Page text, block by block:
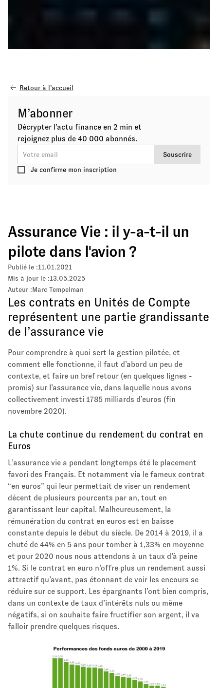
Retour à l’accueil
M’abonner
Décrypter l’actu finance en 2 min et
rejoignez plus de 40 000 abonnés.
Je confirme mon inscription
Assurance Vie : il y-a-t-il un
pilote dans l'avion ?
Publié le :11.01.2021
Mis à jour le :13.05.2025
Auteur :Marc Tempelman
Les contrats en Unités de Compte
représentent une partie grandissante
de l’assurance vie
Pour comprendre à quoi sert la gestion pilotée, et
comment elle fonctionne, il faut d’abord un peu de
contexte, et faire un bref retour (en quelques lignes -
promis) sur l’assurance vie, dans laquelle nous avons
collectivement investi 1785 milliards d’euros (fin
novembre 2020).
La chute continue du rendement du contrat en
Euros
L’assurance vie a pendant longtemps été le placement
favori des Français. Et notamment via le fameux contrat
“en euros” qui leur permettait de viser un rendement
décent de plusieurs pourcents par an, tout en
garantissant leur capital. Malheureusement, la
rémunération du contrat en euros est en baisse
constante depuis le début du siècle. De 2014 à 2019, il a
chuté de 44% en 5 ans pour tomber à 1,33% en moyenne
et pour 2020 nous nous attendons à un taux d’à peine
1%. Si le contrat en euro n’offre plus un rendement aussi
attractif qu’avant, pas étonnant de voir les encours se
réduire sur ce support. Les épargnants l’ont bien compris,
dans un contexte de taux d’intérêts nuls ou même
négatifs, si on souhaite faire fructifier son argent, il va
falloir prendre quelques risques.